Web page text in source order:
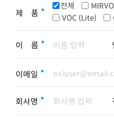
제 품
전체 MIRVO
VOC (Lite)
이 름
이메일
회사명